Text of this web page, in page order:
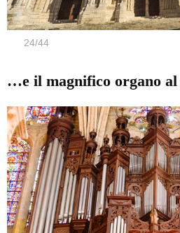
24/44
…e il magnifico organo al